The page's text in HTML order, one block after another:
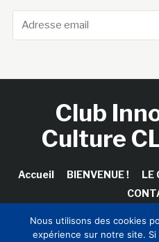
Club
Culture
Accueil BIENVENUE ! LE
Nous utilisons des cookies
expérience sur notre site.